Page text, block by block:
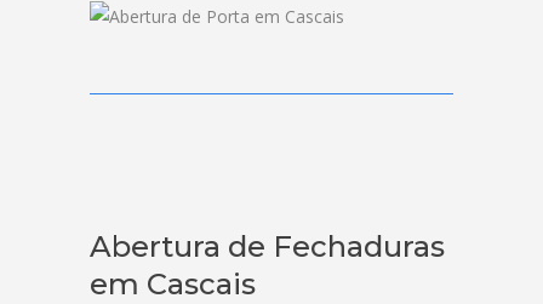
Abertura de Fechaduras
em Cascais